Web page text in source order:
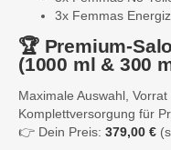
3x Femmas
🏆 Premium-
(1000 ml & 300
Maximale Auswahl,
Komplettversorgung für
👉 Dein Preis: 379,00 €